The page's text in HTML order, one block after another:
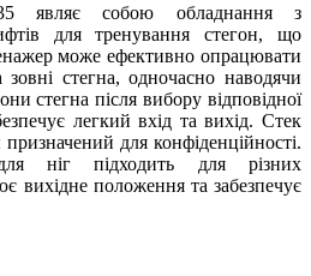
являє собою обладнання з
для тренування стегон, що
може ефективно опрацювати
зовні стегна, одночасно наводячи
стегна після вибору відповідної
легкий вхід та вихід. Стек
для конфіденційності.
ніг підходить для різних
вихідне положення та забезпечує